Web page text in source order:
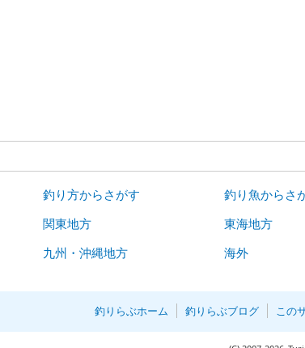
釣り方からさがす 釣り魚からさ
関東地方 東海地方
九州・沖縄地方 海外
釣りらぶホーム 釣りらぶブログ この